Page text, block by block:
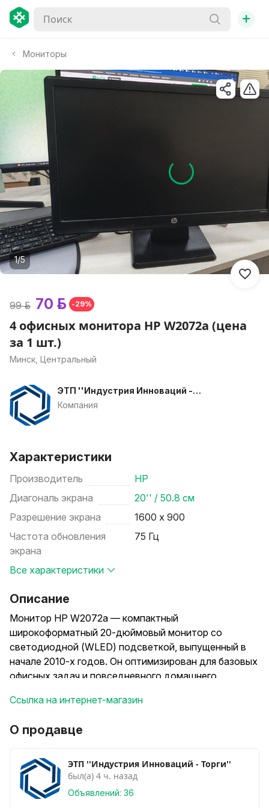
+
Мониторы
1/5
99 р. 70 р. -29%
4 офисных монитора HP W2072a (цена
за 1 шт.)
Минск, Центральный
ЭТП ''Индустрия Инноваций -
Торги''
Компания
Характеристики
Производитель
HP
Диагональ экрана
20'' / 50.8 см
Разрешение экрана
1600 х 900
Частота обновления
экрана
75 Гц
Все характеристики
Описание
Монитор HP W2072a — компактный
широкоформатный 20-дюймовый монитор со
светодиодной (WLED) подсветкой, выпущенный в
начале 2010-х годов. Он оптимизирован для базовых
офисных задач и повседневного домашнего
900\)), соотношение сторон 16:9.
Тип матрицы: TN+Film, матовое антибликовое
покрытие.
Ссылка на интернет-магазин
О продавце
ЭТП ''Индустрия Инноваций - Торги''
был(а) 4 ч. назад
Объявлений: 36